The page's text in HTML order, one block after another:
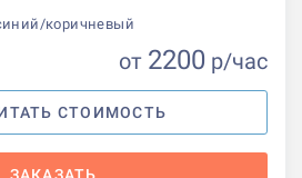
коричневый
от 2200 р/час
СТОИМОСТЬ